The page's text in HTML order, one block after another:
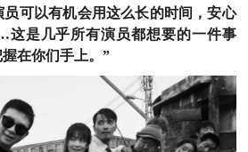
可以有机会用这么长的时间，安心
是几乎所有演员都想要的一件事
在你们手上。”